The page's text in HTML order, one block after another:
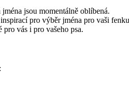
jsou momentálně oblíbená.
pro výběr jména pro vaši
pro vás i pro vašeho psa.